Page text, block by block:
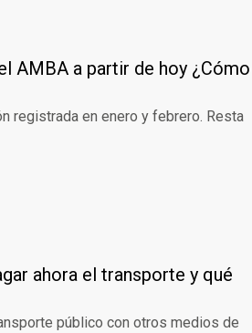
AMBA a partir de hoy ¿Cómo
registrada en enero y febrero. Resta
ahora el transporte y qué
público con otros medios de